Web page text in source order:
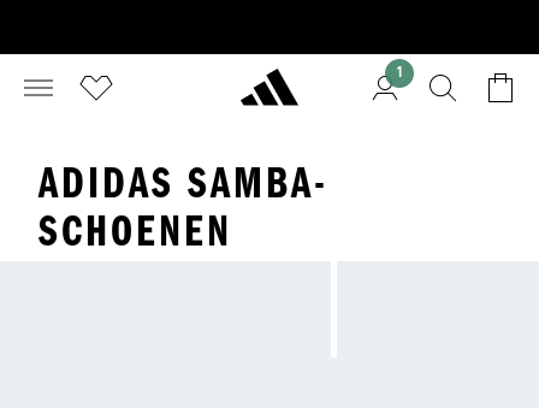
1
ADIDAS SAMBA-
SCHOENEN